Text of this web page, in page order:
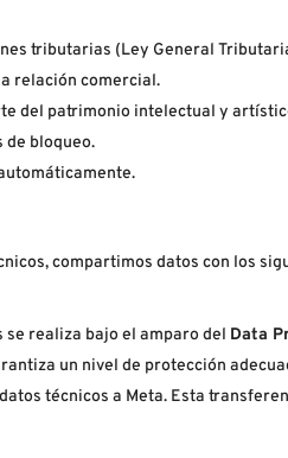
tributarias (Ley General
relación comercial.
del patrimonio intelectual y
de bloqueo.
compartimos datos con los
se realiza bajo el amparo del Data
un nivel de protección
técnicos a Meta. Esta